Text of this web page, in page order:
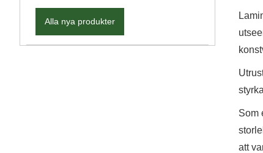
Alla nya produkter
Som
att